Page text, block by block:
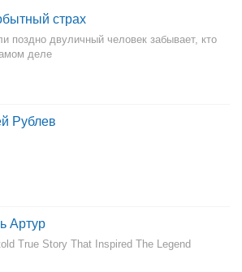
страх
поздно двуличный человек забывает, кто
деле
Рублев
Артур
True Story That Inspired The Legend